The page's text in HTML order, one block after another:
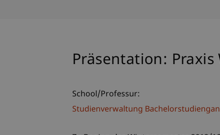
Präsentation: Praxis
School/Professur:
Studienverwaltung